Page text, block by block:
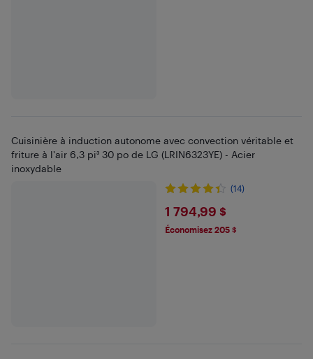
Cuisinière à induction autonome avec convection véritable et
friture à l'air 6,3 pi³ 30 po de LG (LRIN6323YE) - Acier
inoxydable
(14)
$1794.99
1 794,99 $
Économisez 205 $